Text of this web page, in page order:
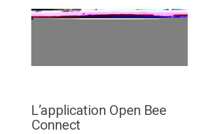
L’application Open Bee
Connect